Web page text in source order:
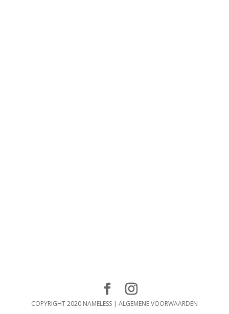
COPYRIGHT 2020 NAMELESS | ALGEMENE VOORWAARDEN